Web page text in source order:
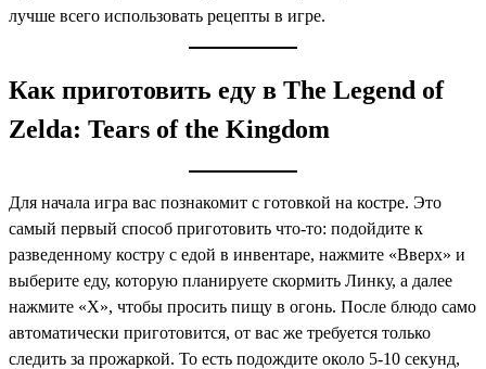
лучше всего использовать рецепты в игре.
Как приготовить еду в The Legend of
Zelda: Tears of the Kingdom
Для начала игра вас познакомит с готовкой на костре. Это
самый первый способ приготовить что-то: подойдите к
разведенному костру с едой в инвентаре, нажмите «Вверх» и
выберите еду, которую планируете скормить Линку, а далее
нажмите «Х», чтобы просить пищу в огонь. После блюдо само
автоматически приготовится, от вас же требуется только
следить за прожаркой. То есть подождите около 5-10 секунд,